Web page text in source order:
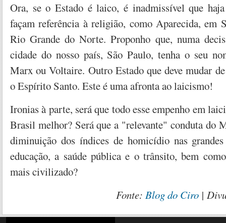
Ora, se o Estado é laico, é inadmissível que
façam referência à religião, como Aparecida, em
Rio Grande do Norte. Proponho que, numa
cidade do nosso país, São Paulo, tenha o seu
Marx ou Voltaire. Outro Estado que deve mudar
o Espírito Santo. Este é uma afronta ao laicismo!
Ironias à parte, será que todo esse empenho em
Brasil melhor? Será que a "relevante" conduta do
diminuição dos índices de homicídio nas
educação, a saúde pública e o trânsito, bem
mais civilizado?
Fonte:Blog do Ciro |